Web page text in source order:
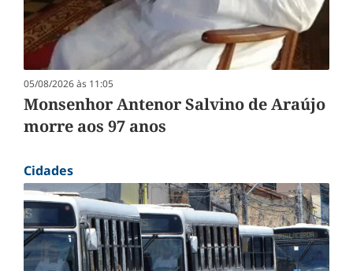
05/08/2026 às 11:05
Monsenhor Antenor Salvino de Araújo
morre aos 97 anos
Cidades